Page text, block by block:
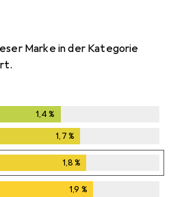
Marke in der Kategorie
1,4 %
1,7%
1,8%
1,9 %